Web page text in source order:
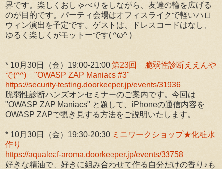
界です。楽しくおしゃべりをしながら、友達の輪を広げる
のが目的です。パーティ会場はオフィスライクで軽いハロ
ウィン演出を予定です。ゲストは、ドレスコードはなし、
ゆるく楽しくがモットーです( ^ω^ )
* 10月30日（金）19:00-21:00 第23回 脆弱性診断ええんや
で(^^) "OWASP ZAP Maniacs #3"
https://security-testing.doorkeeper.jp/events/31936
脆弱性診断ハンズオンセミナーのご案内です。今回は
"OWASP ZAP Maniacs" と題して、iPhoneの通信内容を
OWASP ZAPで覗き見する方法をご説明いたします。
* 10月30日（金）19:30-20:30 ミニワークショップ★化粧水
作り
https://aqualeaf-aroma.doorkeeper.jp/events/33758
好きな精油で、好きに組み合わせて作る自分だけの香り♪も